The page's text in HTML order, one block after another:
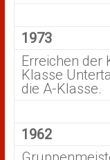
1973
Erreichen der
Klasse
die A-Klasse.
1962